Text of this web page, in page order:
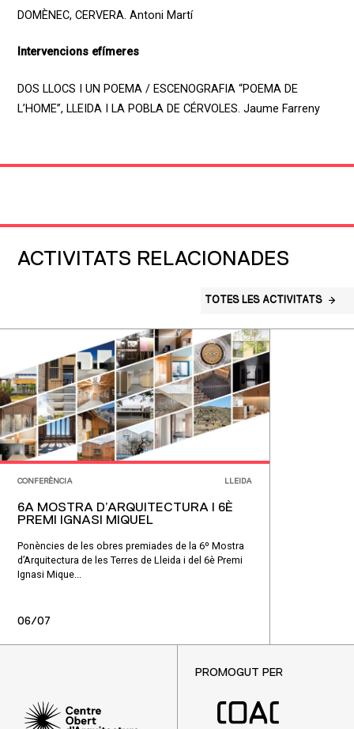
DOMÈNEC, CERVERA. Antoni Martí
Intervencions efímeres
DOS LLOCS I UN POEMA / ESCENOGRAFIA “POEMA DE
L’HOME”, LLEIDA I LA POBLA DE CÉRVOLES. Jaume Farreny
ACTIVITATS RELACIONADES
TOTES LES ACTIVITATS
CONFERÈNCIA LLEIDA
6A MOSTRA D’ARQUITECTURA I 6È
PREMI IGNASI MIQUEL
Ponències de les obres premiades de la 6º Mostra
d’Arquitectura de les Terres de Lleida i del 6è Premi
Ignasi Mique...
06/07
PROMOGUT PER